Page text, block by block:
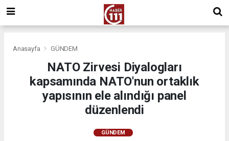
Anasayfa GÜNDEM
NATO Zirvesi Diyalogları
kapsamında NATO'nun ortaklık
yapısının ele alındığı panel
düzenlendi
GÜNDEM